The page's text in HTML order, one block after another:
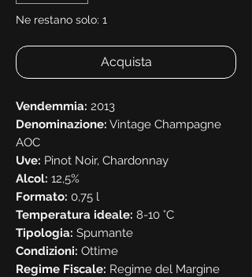
Ne restano solo: 1
Acquista
Vendemmia: 2013
Denominazione: Vintage Champagne
AOC
Uve: Pinot Noir, Chardonnay
Alcol: 12,5%
Formato: 0,75 l
Temperatura ideale: 8-10 °C
Tipologia: Spumante
Condizioni: Ottime
Regime Fiscale: Regime del Margine